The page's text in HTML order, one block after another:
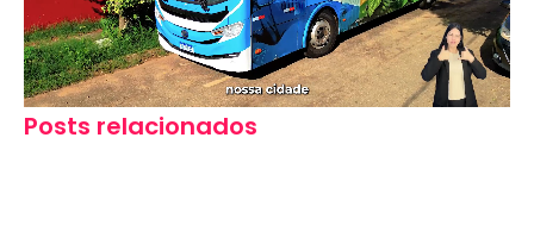
Posts relacionados